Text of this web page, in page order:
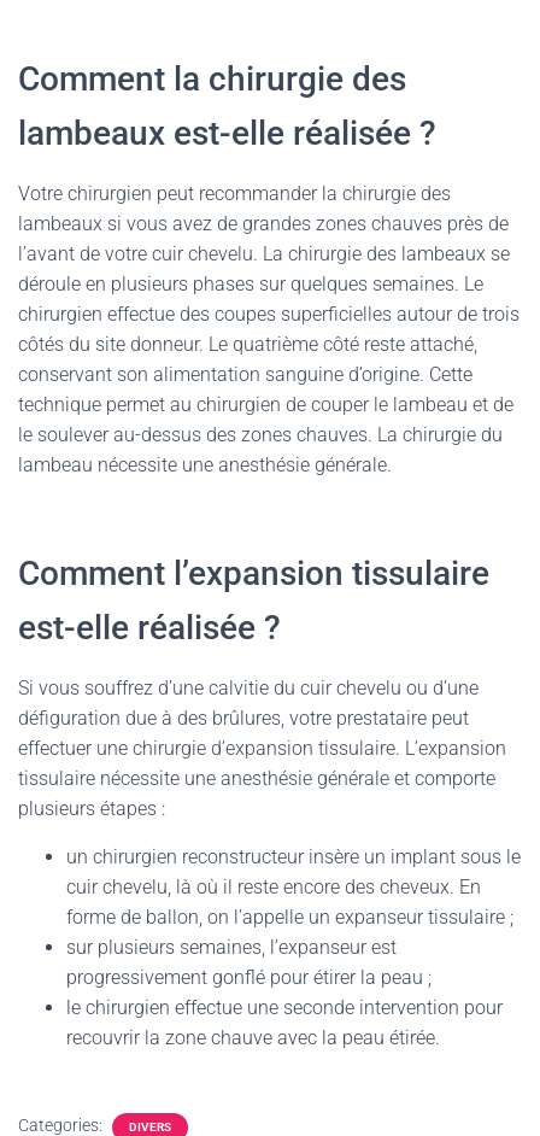
Comment la chirurgie des
lambeaux est-elle réalisée ?
Votre chirurgien peut recommander la chirurgie des
lambeaux si vous avez de grandes zones chauves près de
l’avant de votre cuir chevelu. La chirurgie des lambeaux se
déroule en plusieurs phases sur quelques semaines. Le
chirurgien effectue des coupes superficielles autour de trois
côtés du site donneur. Le quatrième côté reste attaché,
conservant son alimentation sanguine d’origine. Cette
technique permet au chirurgien de couper le lambeau et de
le soulever au-dessus des zones chauves. La chirurgie du
lambeau nécessite une anesthésie générale.
Comment l’expansion tissulaire
est-elle réalisée ?
Si vous souffrez d’une calvitie du cuir chevelu ou d’une
défiguration due à des brûlures, votre prestataire peut
effectuer une chirurgie d’expansion tissulaire. L’expansion
tissulaire nécessite une anesthésie générale et comporte
plusieurs étapes :
un chirurgien reconstructeur insère un implant sous le
cuir chevelu, là où il reste encore des cheveux. En
forme de ballon, on l’appelle un expanseur tissulaire ;
sur plusieurs semaines, l’expanseur est
progressivement gonflé pour étirer la peau ;
le chirurgien effectue une seconde intervention pour
recouvrir la zone chauve avec la peau étirée.
Categories: DIVERS